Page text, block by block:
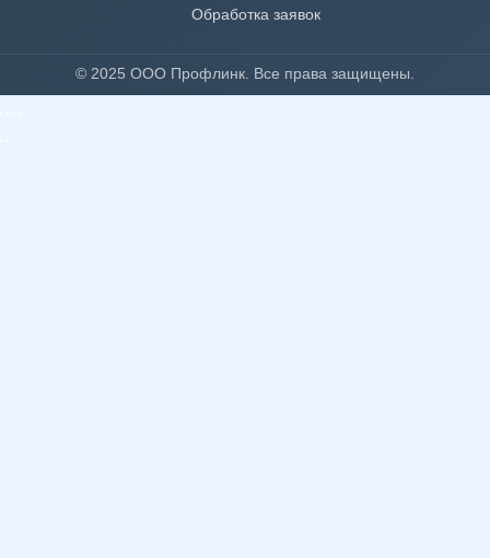
Обработка заявок
© 2025 ООО Профлинк. Все права защищены.